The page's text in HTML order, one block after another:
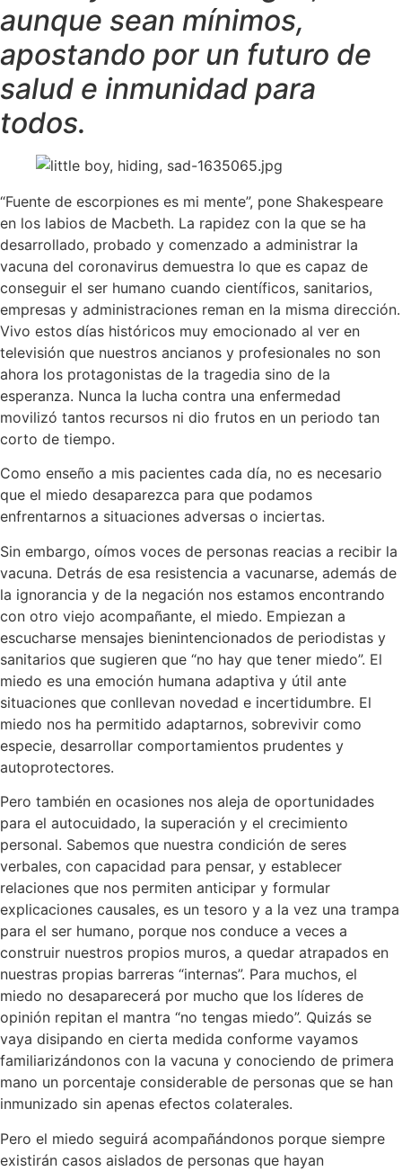
aunque sean mínimos,
apostando por un futuro de
salud e inmunidad para
todos.
“Fuente de escorpiones es mi mente”, pone Shakespeare
en los labios de Macbeth. La rapidez con la que se ha
desarrollado, probado y comenzado a administrar la
vacuna del coronavirus demuestra lo que es capaz de
conseguir el ser humano cuando científicos, sanitarios,
empresas y administraciones reman en la misma dirección.
Vivo estos días históricos muy emocionado al ver en
televisión que nuestros ancianos y profesionales no son
ahora los protagonistas de la tragedia sino de la
esperanza. Nunca la lucha contra una enfermedad
movilizó tantos recursos ni dio frutos en un periodo tan
corto de tiempo.
Como enseño a mis pacientes cada día, no es necesario
que el miedo desaparezca para que podamos
enfrentarnos a situaciones adversas o inciertas.
Sin embargo, oímos voces de personas reacias a recibir la
vacuna. Detrás de esa resistencia a vacunarse, además de
la ignorancia y de la negación nos estamos encontrando
con otro viejo acompañante, el miedo. Empiezan a
escucharse mensajes bienintencionados de periodistas y
sanitarios que sugieren que “no hay que tener miedo”. El
miedo es una emoción humana adaptiva y útil ante
situaciones que conllevan novedad e incertidumbre. El
miedo nos ha permitido adaptarnos, sobrevivir como
especie, desarrollar comportamientos prudentes y
autoprotectores.
Pero también en ocasiones nos aleja de oportunidades
para el autocuidado, la superación y el crecimiento
personal. Sabemos que nuestra condición de seres
verbales, con capacidad para pensar, y establecer
relaciones que nos permiten anticipar y formular
explicaciones causales, es un tesoro y a la vez una trampa
para el ser humano, porque nos conduce a veces a
construir nuestros propios muros, a quedar atrapados en
nuestras propias barreras “internas”. Para muchos, el
miedo no desaparecerá por mucho que los líderes de
opinión repitan el mantra “no tengas miedo”. Quizás se
vaya disipando en cierta medida conforme vayamos
familiarizándonos con la vacuna y conociendo de primera
mano un porcentaje considerable de personas que se han
inmunizado sin apenas efectos colaterales.
Pero el miedo seguirá acompañándonos porque siempre
existirán casos aislados de personas que hayan